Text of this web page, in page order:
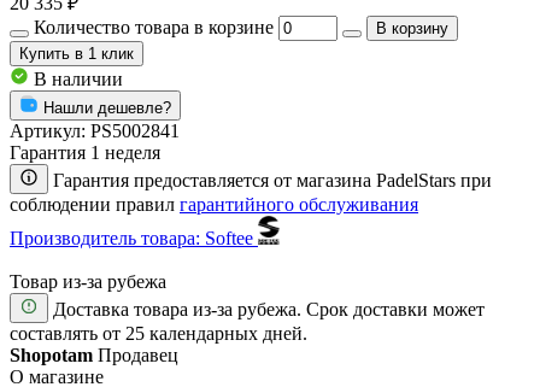
Количество товара в корзине
В корзину
Купить в 1 клик
В наличии
Нашли дешевле?
Артикул: PS5002841
Гарантия 1 неделя
Гарантия предоставляется от магазина PadelStars при
соблюдении правил гарантийного обслуживания
Производитель товара: Softee
Товар из-за рубежа
Доставка товара из-за рубежа. Срок доставки может
составлять от 25 календарных дней.
Shopotam Продавец
О магазине